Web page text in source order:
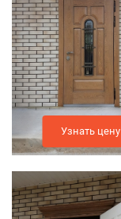
Узнать цену